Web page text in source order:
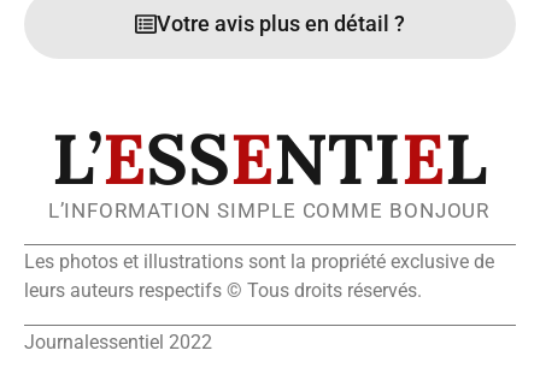
Votre avis plus en détail ?
L’ESSENTIEL
L’INFORMATION SIMPLE COMME BONJOUR
Les photos et illustrations sont la propriété exclusive de
leurs auteurs respectifs © Tous droits réservés.
Journalessentiel 2022